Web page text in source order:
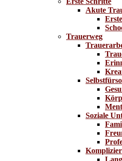
Akute
Trauerweg
Soziale